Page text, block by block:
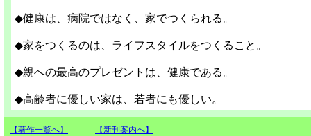
◆健康は、病院ではなく、家でつくられる。
◆家をつくるのは、ライフスタイルをつくること。
◆親への最高のプレゼントは、健康である。
◆高齢者に優しい家は、若者にも優しい。
【著作一覧へ】 【新刊案内へ】